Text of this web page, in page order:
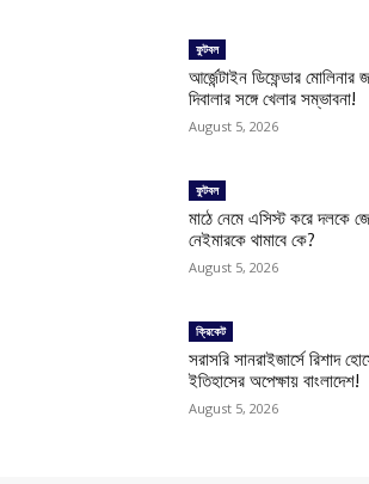
ফুটবল
আর্জেন্টাইন ডিফেন্ডার
দিবালার সঙ্গে খেলার সম্ভাবনা!
August 5, 2026
ফুটবল
মাঠে নেমে এসিস্ট করে দলকে
নেইমারকে থামাবে কে?
August 5, 2026
ক্রিকেট
সরাসরি সানরাইজার্সে
ইতিহাসের অপেক্ষায় বাংলাদেশ!
August 5, 2026